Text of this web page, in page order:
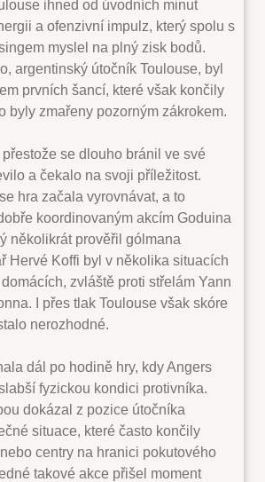
ihned od úvodních minut
a ofenzivní impulz, který spolu s
myslel na plný zisk bodů.
argentinský útočník Toulouse, byl
prvních šancí, které však končily
byly zmařeny pozorným zákrokem.
se dlouho bránil ve své
a čekalo na svoji příležitost.
hra začala vyrovnávat, a to
koordinovaným akcím Goduina
několikrát prověřil gólmana
Hervé Koffi byl v několika situacích
zvláště proti střelám Yann
I přes tlak Toulouse však skóre
nerozhodné.
dál po hodině hry, kdy Angers
fyzickou kondici protivníka.
dokázal z pozice útočníka
situace, které často končily
centry na hranici pokutového
takové akce přišel moment